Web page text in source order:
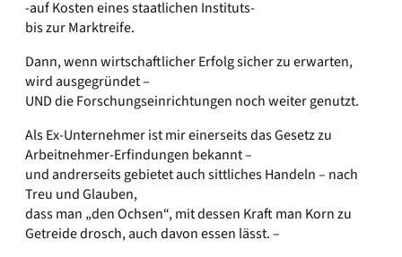
-auf Kosten eines staatlichen Instituts-
bis zur Marktreife.
Dann, wenn wirtschaftlicher Erfolg sicher zu erwarten,
wird ausgegründet –
UND die Forschungseinrichtungen noch weiter genutzt.
Als Ex-Unternehmer ist mir einerseits das Gesetz zu
Arbeitnehmer-Erfindungen bekannt –
und andrerseits gebietet auch sittliches Handeln – nach
Treu und Glauben,
dass man „den Ochsen“, mit dessen Kraft man Korn zu
Getreide drosch, auch davon essen lässt. –